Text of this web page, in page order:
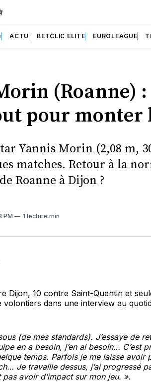
ACTU BETCLIC ELITE EUROLEAGUE
(Roanne) :
pour monter
Yannis Morin (2,08 m,
matches. Retour à la
Roanne à Dijon ?
PM 1 lecture min
Dijon, 10 contre Saint-Quentin et
volontiers dans une interview au
(de mes standards). J’essaye de
en a besoin, j’en ai besoin… C’est
temps. Parfois je me laisse avoir
Je travaille dessus, j’ai progressé
avoir d’impact sur mon jeu. ».